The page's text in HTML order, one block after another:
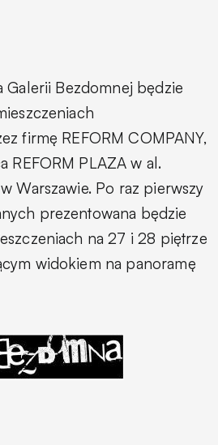
Galerii Bezdomnej będzie
firmę REFORM COMPANY,
REFORM PLAZA w al.
Warszawie. Po raz pierwszy
prezentowana będzie
na 27 i 28 piętrze
widokiem na panoramę